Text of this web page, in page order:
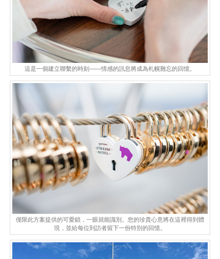
這是一個建立聯繫的時刻——情感的訊息將成為札幌難忘的回憶。
僅限此方案提供的可愛鎖，一眼就能識別。您的珍貴心意將在這裡得到體
現，並給每位到訪者留下一份特別的回憶。